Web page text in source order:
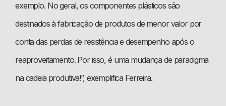
exemplo. No geral, os componentes plásticos são
destinados à fabricação de produtos de menor valor por
conta das perdas de resistência e desempenho após o
reaproveitamento. Por isso, é uma mudança de paradigma
na cadeia produtiva!”, exemplifica Ferreira.